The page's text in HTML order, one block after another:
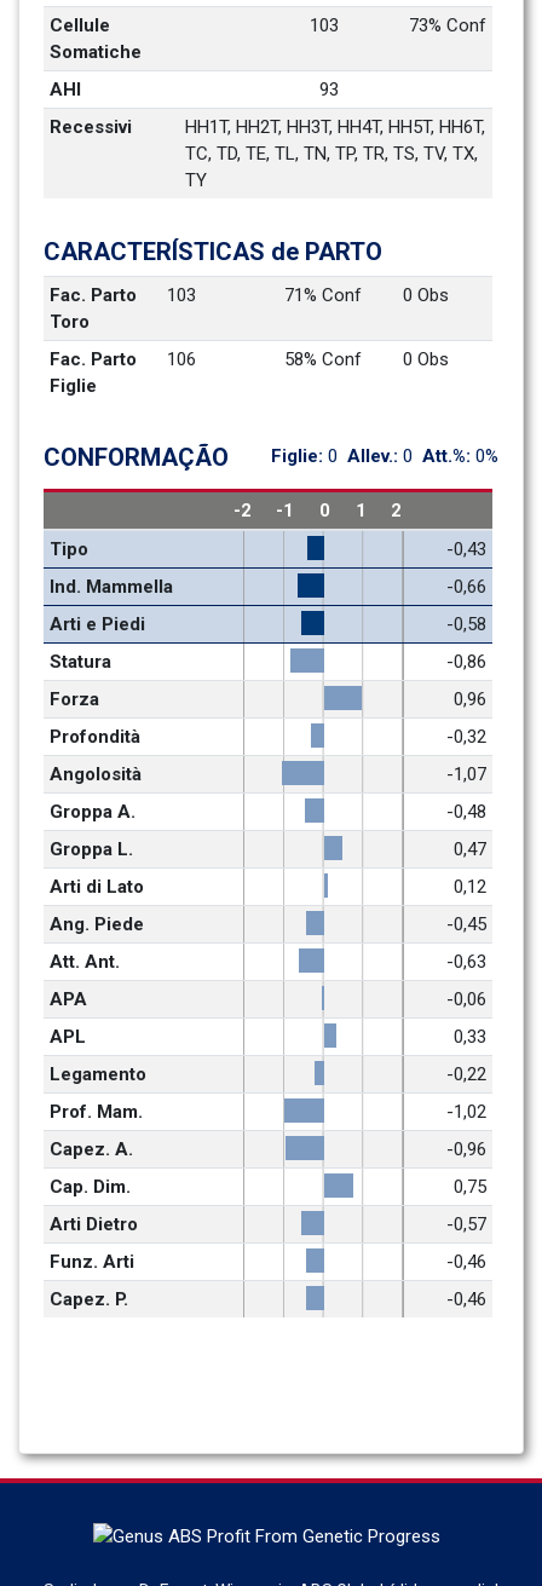
Cellule
Somatiche
103 73% Conf
AHI
93
Recessivi
HH1T, HH2T, HH3T, HH4T, HH5T, HH6T,
TC, TD, TE, TL, TN, TP, TR, TS, TV, TX,
TY
CARACTERÍSTICAS de PARTO
Fac. Parto
Toro
103 71% Conf 0 Obs
Fac. Parto
Figlie
106 58% Conf 0 Obs
CONFORMAÇÃO Figlie: 0 Allev.: 0 Att.%: 0%
-2 -1 0 1
2
Tipo
-0,43
Ind. Mammella
-0,66
Arti e Piedi
-0,58
Statura
-0,86
Forza
0,96
Profondità
-0,32
Angolosità
-1,07
Groppa A.
-0,48
Groppa L.
0,47
Arti di Lato
0,12
Ang. Piede
-0,45
Att. Ant.
-0,63
APA
-0,06
APL
0,33
Legamento
-0,22
Prof. Mam.
-1,02
Capez. A.
-0,96
Cap. Dim.
0,75
Arti Dietro
-0,57
Funz. Arti
-0,46
Capez. P.
-0,46